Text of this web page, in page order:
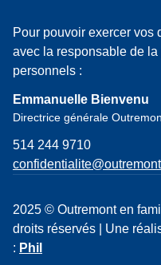
Pour pouvoir exercer vos
avec la responsable de
personnels :
Emmanuelle Bienvenu
Directrice générale
514 244 9710
2025 © Outremont en
droits réservés | Une
: Phil